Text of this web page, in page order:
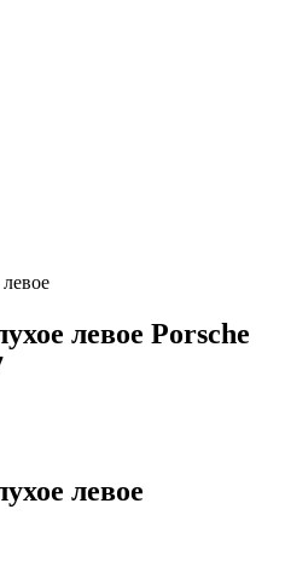
левое Porsche
левое